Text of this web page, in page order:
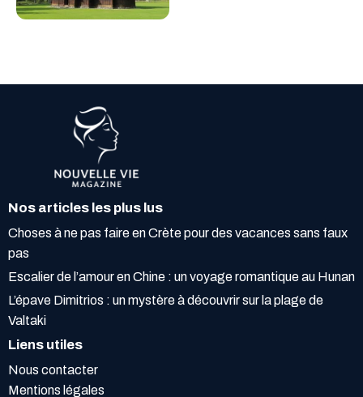
Nos articles les plus lus
Choses à ne pas faire en Crète pour des vacances sans faux
pas
Escalier de l’amour en Chine : un voyage romantique au Hunan
L’épave Dimitrios : un mystère à découvrir sur la plage de
Valtaki
Liens utiles
Nous contacter
Mentions légales